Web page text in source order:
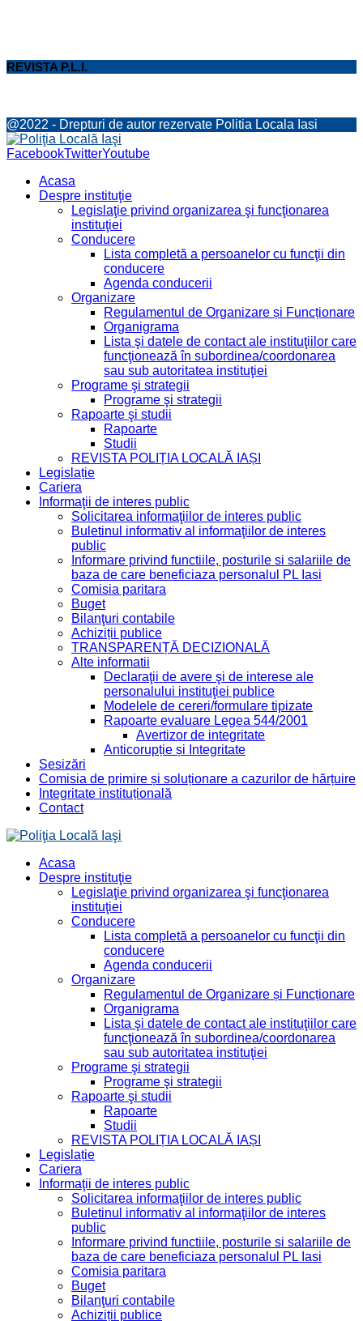
REVISTA P.L.I.
@2022 - Drepturi de autor rezervate Politia Locala Iasi
FacebookTwitterYoutube
Acasa
Despre instituţie
Legislaţie privind organizarea şi funcţionarea
instituţiei
Conducere
Lista completă a persoanelor cu funcţii din
conducere
Agenda conducerii
Organizare
Regulamentul de Organizare și Funcționare
Organigrama
Lista şi datele de contact ale instituţiilor care
funcţionează în subordinea/coordonarea
sau sub autoritatea instituţiei
Programe şi strategii
Programe şi strategii
Rapoarte şi studii
Rapoarte
Studii
REVISTA POLIȚIA LOCALĂ IAȘI
Legislație
Cariera
Informaţii de interes public
Solicitarea informaţiilor de interes public
Buletinul informativ al informaţiilor de interes
public
Informare privind functiile, posturile si salariile de
baza de care beneficiaza personalul PL Iasi
Comisia paritara
Buget
Bilanţuri contabile
Achiziții publice
TRANSPARENȚĂ DECIZIONALĂ
Alte informatii
Declaraţii de avere şi de interese ale
personalului instituţiei publice
Modelele de cereri/formulare tipizate
Rapoarte evaluare Legea 544/2001
Avertizor de integritate
Anticorupție și Integritate
Sesizări
Comisia de primire și soluționare a cazurilor de hărțuire
Integritate instituțională
Contact
Acasa
Despre instituţie
Legislaţie privind organizarea şi funcţionarea
instituţiei
Conducere
Lista completă a persoanelor cu funcţii din
conducere
Agenda conducerii
Organizare
Regulamentul de Organizare și Funcționare
Organigrama
Lista şi datele de contact ale instituţiilor care
funcţionează în subordinea/coordonarea
sau sub autoritatea instituţiei
Programe şi strategii
Programe şi strategii
Rapoarte şi studii
Rapoarte
Studii
REVISTA POLIȚIA LOCALĂ IAȘI
Legislație
Cariera
Informaţii de interes public
Solicitarea informaţiilor de interes public
Buletinul informativ al informaţiilor de interes
public
Informare privind functiile, posturile si salariile de
baza de care beneficiaza personalul PL Iasi
Comisia paritara
Buget
Bilanţuri contabile
Achiziții publice